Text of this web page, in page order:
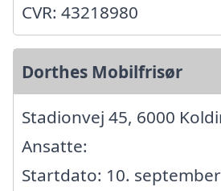
CVR: 43218980
Dorthes Mobilfrisør
Stadionvej 45, 6000
Ansatte:
Startdato: 10.